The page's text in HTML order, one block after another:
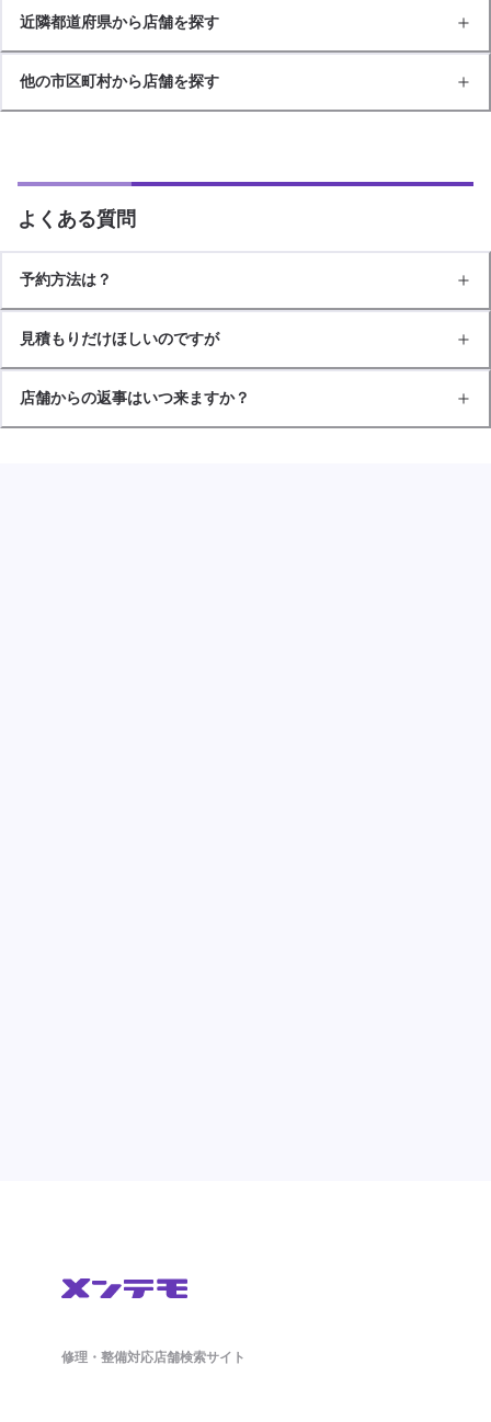
近隣都道府県から店舗を探す
他の市区町村から店舗を探す
よくある質問
予約方法は？
見積もりだけほしいのですが
店舗からの返事はいつ来ますか？
修理・整備対応店舗検索サイト